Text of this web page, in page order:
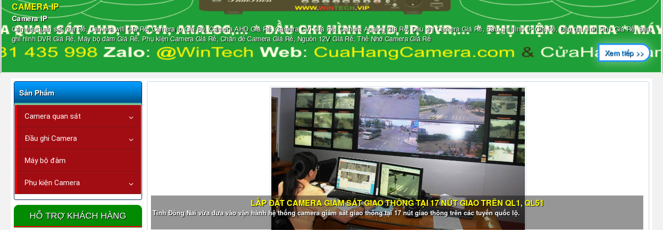
CAMERA IP
Camera IP
Camera quan sát Giá Rẻ, Camera wifi Giá Rẻ, Camera ip Giá Rẻ, Camera AHD Giá Rẻ, Camera CVI Giá Rẻ, Camera Analog Giá Rẻ, Đầu ghi Camera Giá Rẻ, Đầu ghi hình IP Giá Rẻ, Đầu ghi hình 5in1 Giá Rẻ, Đầu
ghi hình DVR Giá Rẻ, Máy bộ đàm Giá Rẻ, Phụ kiện Camera Giá Rẻ, Chân đế Camera Giá Rẻ, Nguồn 12V Giá Rẻ, Thẻ Nhớ Camera Giá Rẻ
Xem tiếp >>
LẮP ĐẶT CAMERA GIÁM SÁT GIAO THÔNG TẠI 17 NÚT GIAO TRÊN QL1, QL51
Tỉnh Đồng Nai vừa đưa vào vận hành hệ thống camera giám sát giao thông tại 17 nút giao thông trên các tuyến quốc lộ.
Sản Phẩm
Camera quan sát
Đầu ghi Camera
Máy bộ đàm
Phụ kiện Camera
HỖ TRỢ KHÁCH HÀNG